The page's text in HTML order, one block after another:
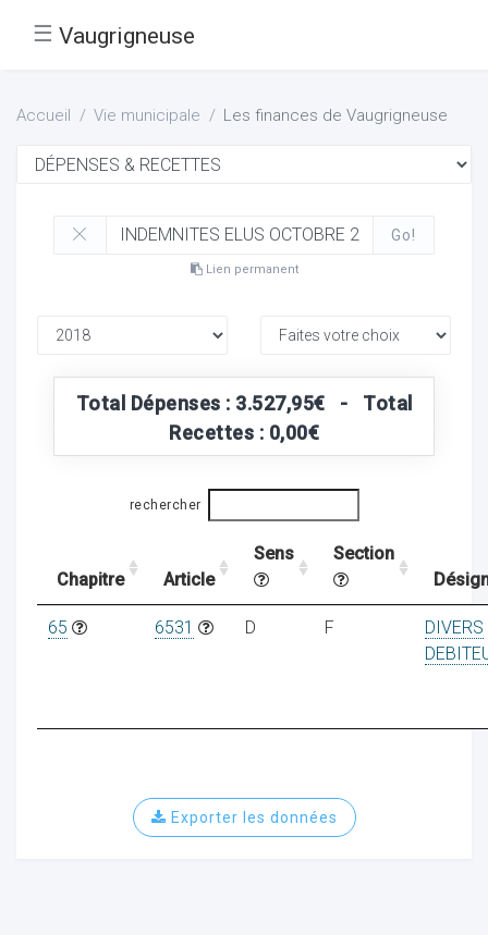
☰ Vaugrigneuse
Accueil Vie municipale Les finances de Vaugrigneuse
Go!
Lien permanent
Total Dépenses : 3.527,95€ - Total
Recettes : 0,00€
rechercher
Chapitre Article
Sens
Section
65 6531 D F
DIVERS
Exporter les données